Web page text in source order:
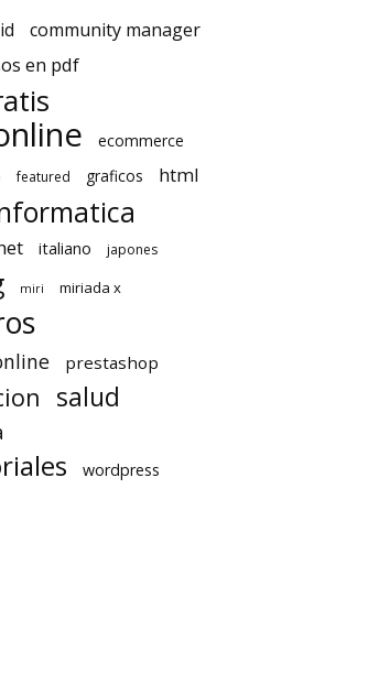
community manager
en pdf
ecommerce
featured graficos html
italiano japones
miri miriada x
prestashop
salud
wordpress